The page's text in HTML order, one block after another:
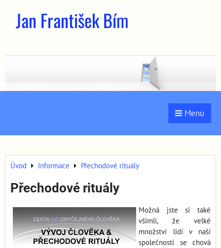
Jan František Bím
Menu
Úvod Informace Přechodové rituály
Přechodové rituály
Možná jste si také
všimli, že velké
množství lidí v naší
společnosti se chová